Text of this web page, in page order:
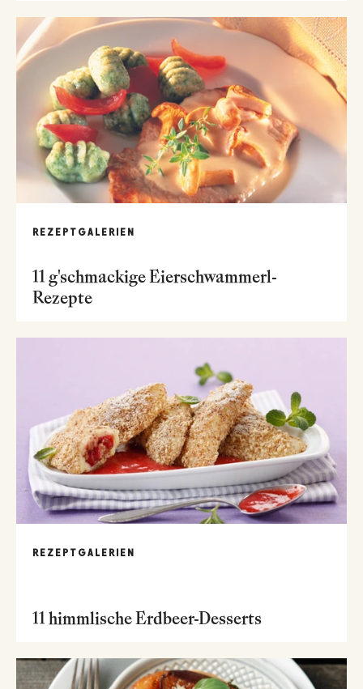
REZEPTGALERIEN
11 g'schmackige Eierschwammerl-
Rezepte
REZEPTGALERIEN
11 himmlische Erdbeer-Desserts